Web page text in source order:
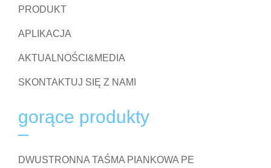
PRODUKT
APLIKACJA
AKTUALNOŚCI&MEDIA
SKONTAKTUJ SIĘ Z NAMI
gorące produkty
DWUSTRONNA TAŚMA PIANKOWA PE